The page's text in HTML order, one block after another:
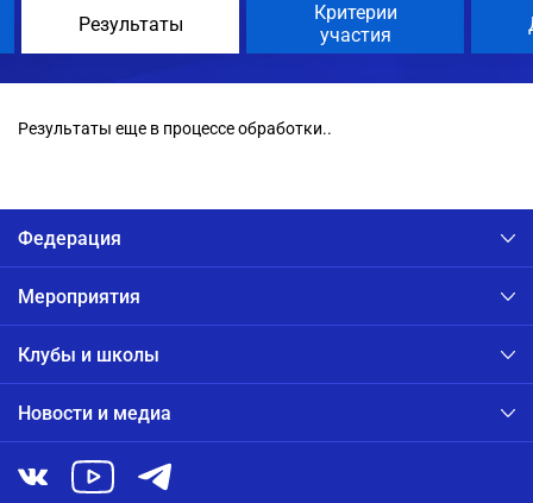
Результаты
Критерии
участия
Результаты еще в процессе обработки..
Федерация
Мероприятия
Клубы и школы
Новости и медиа